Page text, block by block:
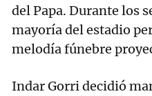
del Papa. Durante los
mayoría del estadio
melodía fúnebre
Indar Gorri decidió